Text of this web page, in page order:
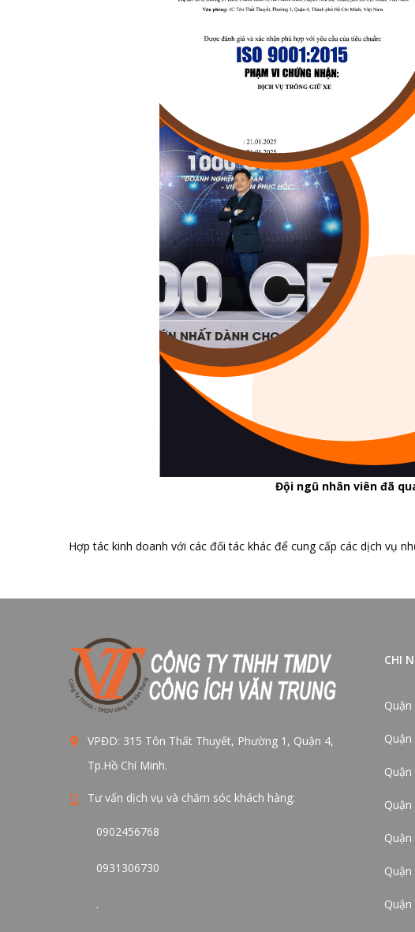
Đội ngũ nhân viên đã
Hợp tác kinh doanh với các đối tác khác để cung cấp các dịch vụ
VPĐD: 315 Tôn Thất Thuyết, Phường 1, Quận 4,
Tp.Hồ Chí Minh.
Tư vấn dịch vụ và chăm sóc khách hàng:
0902456768
0931306730
.
CHI
Quận
Quận
Quận
Quận
Quận